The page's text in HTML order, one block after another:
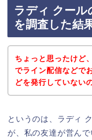
ラディ クール
を調査した結
ちょっと思ったけど
でライン配信などで
どを発行していない
というのは、ラディ
が、私の友達が営ん